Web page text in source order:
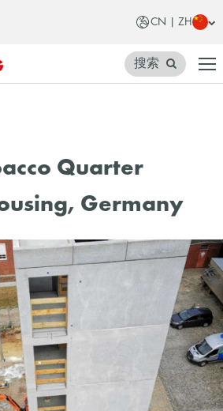
CN | ZH
搜索
Quarter
Germany